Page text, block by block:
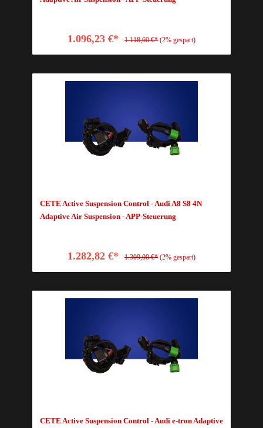
1.096,23 €* 1.118,60 €* (2% gespart)
CETE Active Suspension Control - Audi A8 S8 4N
Adaptive Air Suspension - APP-Steuerung
1.282,82 €* 1.309,00 €* (2% gespart)
CETE Active Suspension Control - Audi e-tron Adaptive